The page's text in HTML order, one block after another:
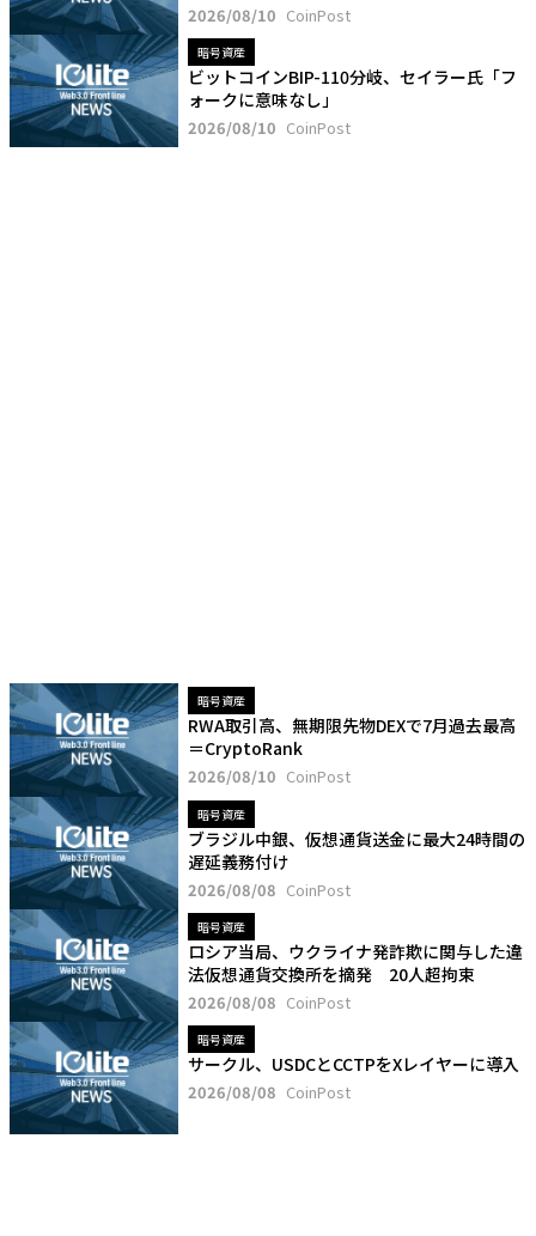
2026/08/10 CoinPost
暗号資産
ビットコインBIP-110分岐、セイラー氏「フ
ォークに意味なし」
2026/08/10 CoinPost
暗号資産
RWA取引高、無期限先物DEXで7月過去最高
＝CryptoRank
2026/08/10 CoinPost
暗号資産
ブラジル中銀、仮想通貨送金に最大24時間の
遅延義務付け
2026/08/08 CoinPost
暗号資産
ロシア当局、ウクライナ発詐欺に関与した違
法仮想通貨交換所を摘発 20人超拘束
2026/08/08 CoinPost
暗号資産
サークル、USDCとCCTPをXレイヤーに導入
2026/08/08 CoinPost